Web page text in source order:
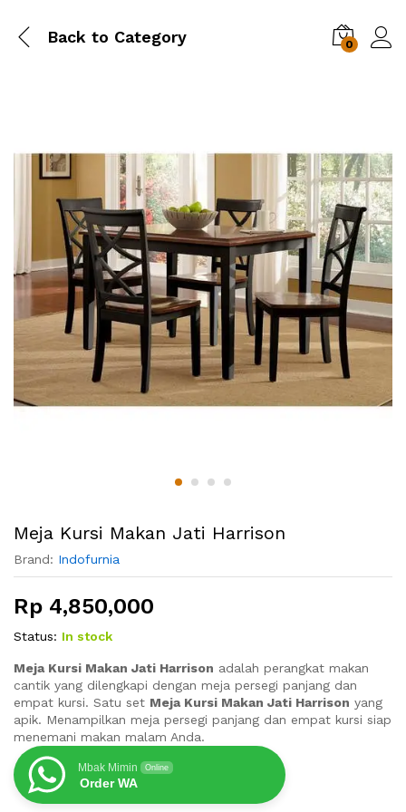
Back to Category 0
Meja Kursi Makan Jati Harrison
Brand: Indofurnia
Rp 4,850,000
Status: In stock
Meja Kursi Makan Jati Harrison adalah perangkat makan
cantik yang dilengkapi dengan meja persegi panjang dan
empat kursi. Satu set Meja Kursi Makan Jati Harrison yang
apik. Menampilkan meja persegi panjang dan empat kursi siap
menemani makan malam Anda.
Mbak Mimin Online
Order WA